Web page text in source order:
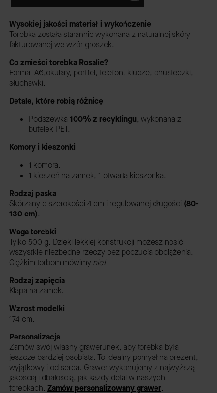
Wysokiej jakości materiał i wykończenie
Torebka została starannie wykonana z naturalnej skóry
fakturowanej we wzór groszek.
Co zmieści torebka Rosalie?
Format A6,okulary, portfel, telefon, klucze, chusteczki,
słuchawki.
Detale, które robią różnicę
Podszewka 100% z recyklingu, wykonana z
butelek PET.
Komory i kieszonki
1 komora.
1 kieszeń na zamek, 1 otwarta kieszonka.
Rodzaj paska
Skórzany o szerokości 4 cm i regulowanej długości (80-
130 cm).
Waga torebki
Tylko 500 g. Dzięki lekkiej konstrukcji możesz nosić
wszystkie niezbędne rzeczy bez poczucia obciążenia.
Ciężkim torbom mówimy nie!
Rodzaj zapięcia
Klapa na zamek.
Wzrost modelki
174 cm.
Personalizacja
Zamów swój własny grawerunek, aby torebka była
jeszcze bardziej osobista. To idealny pomysł na prezent,
wyjątkowy i od serca. Grawer wykonujemy z najwyższą
jakością i dbałością, jak każdy detal w naszych
torebkach. Zamów personalizowany grawer.